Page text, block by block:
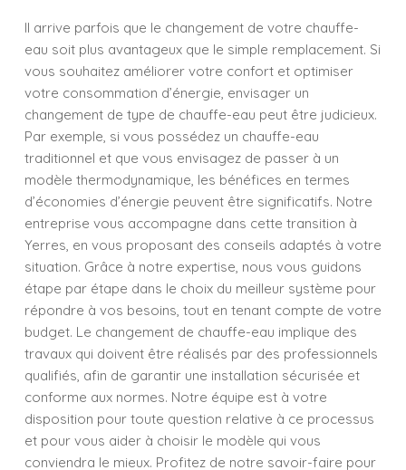
Il arrive parfois que le changement de votre chauffe-
eau soit plus avantageux que le simple remplacement. Si
vous souhaitez améliorer votre confort et optimiser
votre consommation d’énergie, envisager un
changement de type de chauffe-eau peut être judicieux.
Par exemple, si vous possédez un chauffe-eau
traditionnel et que vous envisagez de passer à un
modèle thermodynamique, les bénéfices en termes
d’économies d’énergie peuvent être significatifs. Notre
entreprise vous accompagne dans cette transition à
Yerres, en vous proposant des conseils adaptés à votre
situation. Grâce à notre expertise, nous vous guidons
étape par étape dans le choix du meilleur système pour
répondre à vos besoins, tout en tenant compte de votre
budget. Le changement de chauffe-eau implique des
travaux qui doivent être réalisés par des professionnels
qualifiés, afin de garantir une installation sécurisée et
conforme aux normes. Notre équipe est à votre
disposition pour toute question relative à ce processus
et pour vous aider à choisir le modèle qui vous
conviendra le mieux. Profitez de notre savoir-faire pour